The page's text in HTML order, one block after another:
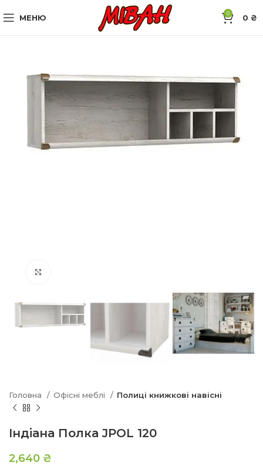
МЕНЮ 0 0 ₴
Головна Офісні меблі Полиці книжкові навісні
Індіана Полка JPOL 120
2,640 ₴